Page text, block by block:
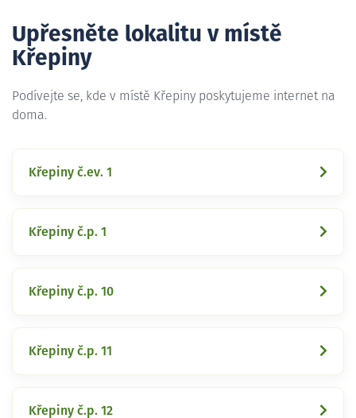
Upřesněte lokalitu v místě
Křepiny
Podívejte se, kde v místě Křepiny poskytujeme internet na
doma.
Křepiny č.ev. 1
Křepiny č.p. 1
Křepiny č.p. 10
Křepiny č.p. 11
Křepiny č.p. 12